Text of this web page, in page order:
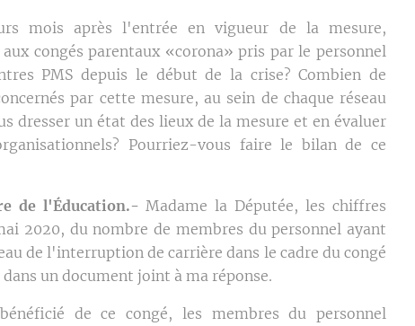
mois après l'entrée en vigueur de la mesure,
congés parentaux «corona» pris par le personnel
PMS depuis le début de la crise? Combien de
par cette mesure, au sein de chaque réseau
dresser un état des lieux de la mesure et en évaluer
Pourriez-vous faire le bilan de ce
de l'Éducation.- Madame la Députée, les chiffres
2020, du nombre de membres du personnel ayant
de l'interruption de carrière dans le cadre du congé
un document joint à ma réponse.
de ce congé, les membres du personnel